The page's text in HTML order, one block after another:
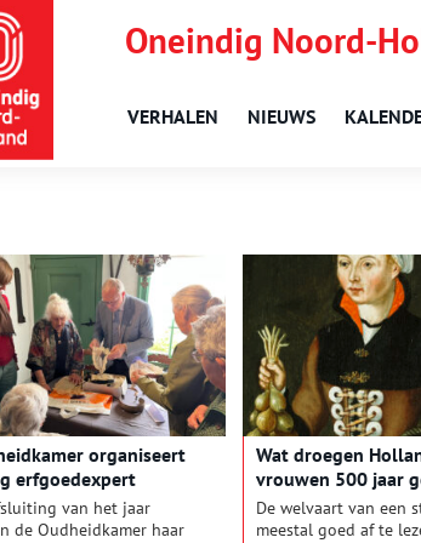
Oneindig Noord-
VERHALEN NIEUWS
organiseert
erfgoedexpert
van het jaar
de Oudheidkamer haar
Wat droegen
vrouwen 500 jaar
De welvaart van een
meestal goed af te